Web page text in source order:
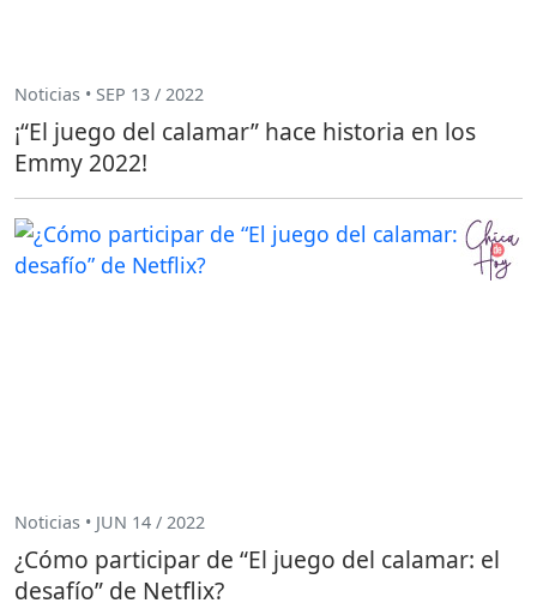
Noticias • SEP 13 / 2022
¡“El juego del calamar” hace historia en los
Emmy 2022!
Noticias • JUN 14 / 2022
¿Cómo participar de “El juego del calamar: el
desafío” de Netflix?